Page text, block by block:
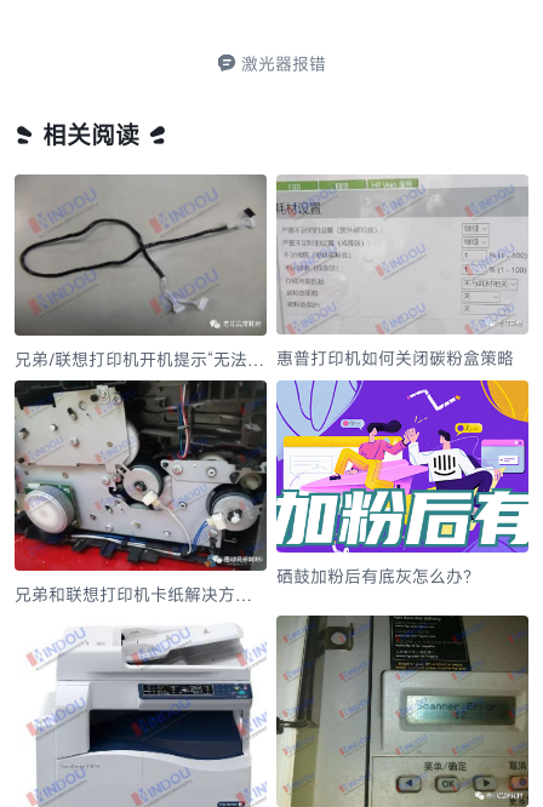
激光器报错
相关阅读
兄弟/联想打印机开机提示“无法打
印AF”解决办法
惠普打印机如何关闭碳粉盒策略
兄弟和联想打印机卡纸解决方法
硒鼓加粉后有底灰怎么办？